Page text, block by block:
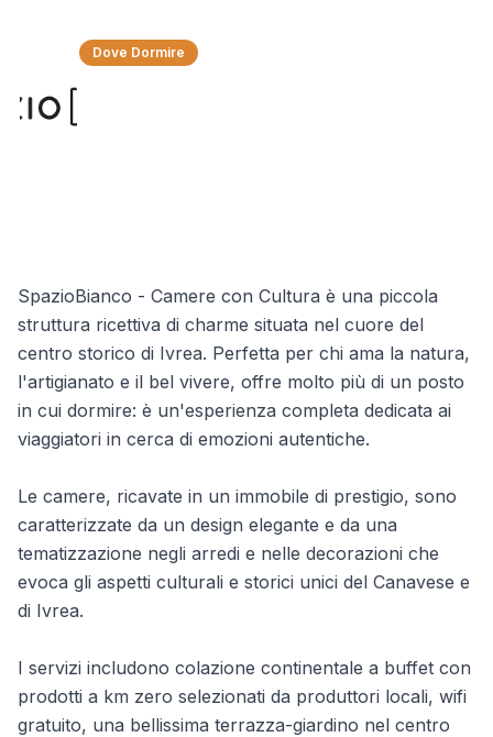
Dove Dormire
SpazioBianco - Camere con Cultura è una piccola
struttura ricettiva di charme situata nel cuore del
centro storico di Ivrea. Perfetta per chi ama la natura,
l'artigianato e il bel vivere, offre molto più di un posto
in cui dormire: è un'esperienza completa dedicata ai
viaggiatori in cerca di emozioni autentiche.
Le camere, ricavate in un immobile di prestigio, sono
caratterizzate da un design elegante e da una
tematizzazione negli arredi e nelle decorazioni che
evoca gli aspetti culturali e storici unici del Canavese e
di Ivrea.
I servizi includono colazione continentale a buffet con
prodotti a km zero selezionati da produttori locali, wifi
gratuito, una bellissima terrazza-giardino nel centro